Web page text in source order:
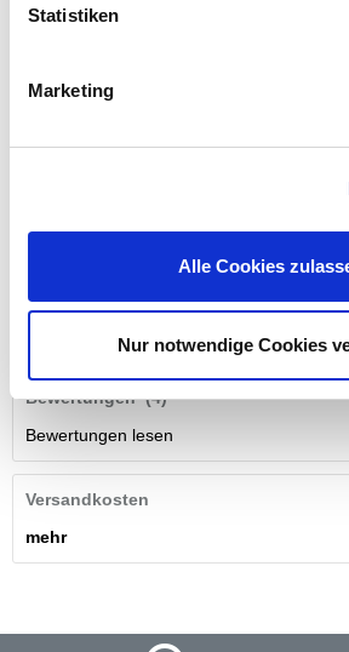
Statistiken
Marketing
Alle Cookies
Nur notwendige Cookies
Mörtelwanne für Heimwerker, Baustellen
Bewertungen (4)
Bewertungen lesen
Versandkosten
mehr